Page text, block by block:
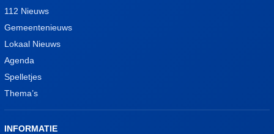
112 Nieuws
Gemeentenieuws
Lokaal Nieuws
Agenda
Spelletjes
Thema’s
INFORMATIE